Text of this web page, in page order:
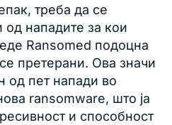
треба да се
нападите за кои
Ransomed подоцна
претерани. Ова значи
од пет напади во
ransomware, што ја
и способност